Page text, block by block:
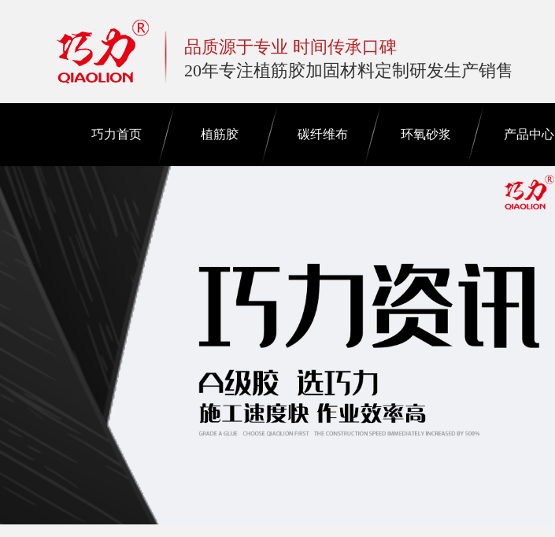
品质源于专业 时间传承口碑
20年专注植筋胶加固材料定制研发生产销售
巧力首页 植筋胶 碳纤维布 环氧砂浆 产品中心